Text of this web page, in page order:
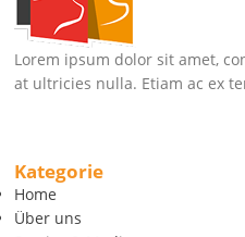
Lorem ipsum dolor sit amet,
at ultricies nulla. Etiam ac ex
Kategorie
Home
Über uns